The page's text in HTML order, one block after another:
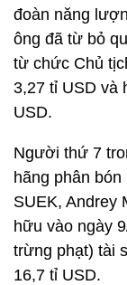
đoàn năng
ông đã từ bỏ
từ chức Chủ
3,27 tỉ USD và
USD.
Người thứ 7
hãng phân
SUEK, Andrey
hữu vào ngày
trừng phạt) tài
16,7 tỉ USD.